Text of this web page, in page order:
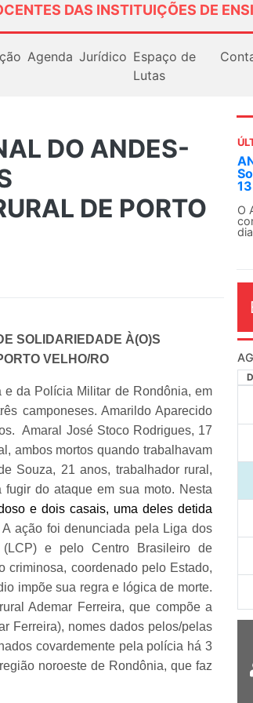
DAS INSTITUIÇÕES DE
Agenda Jurídico Espaço de
Lutas
DO ANDES-
DE PORTO
SOLIDARIEDADE À(O)S
VELHO/RO
da Polícia Militar de Rondônia, em
camponeses. Amarildo Aparecido
Amaral José Stoco Rodrigues, 17
ambos mortos quando trabalhavam
Souza, 21 anos, trabalhador rural,
do ataque em sua moto. Nesta
e dois casais, uma deles detida
A ação foi denunciada pela Liga dos
e pelo Centro Brasileiro de
criminosa, coordenado pelo Estado,
impõe sua regra e lógica de morte.
Ademar Ferreira, que compõe a
Ferreira), nomes dados pelos/pelas
covardemente pela polícia há 3
noroeste de Rondônia, que faz
O